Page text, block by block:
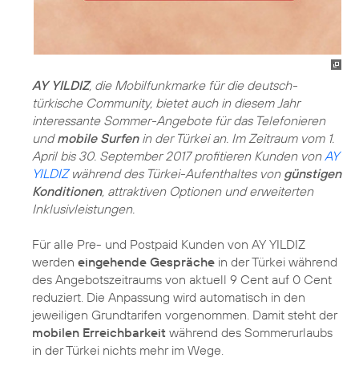
AY YILDIZ, die Mobilfunkmarke für die deutsch-
türkische Community, bietet auch in diesem Jahr
interessante Sommer-Angebote für das Telefonieren
undmobile Surfenin der Türkei an. Im Zeitraum vom 1.
April bis 30. September 2017 profitieren Kunden von AY
YILDIZwährend des Türkei-Aufenthaltes von günstigen
Konditionen, attraktiven Optionen und erweiterten
Inklusivleistungen.
Für alle Pre- und Postpaid Kunden von AY YILDIZ
werden eingehende Gespräche in der Türkei während
des Angebotszeitraums von aktuell 9 Cent auf 0 Cent
reduziert. Die Anpassung wird automatisch in den
jeweiligen Grundtarifen vorgenommen. Damit steht der
mobilen Erreichbarkeit während des Sommerurlaubs
in der Türkei nichts mehr im Wege.